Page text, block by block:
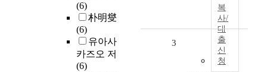
(6)
朴明燮
(6)
유아사
카즈오 저
(6)
복
사/
대
출
신
청
3